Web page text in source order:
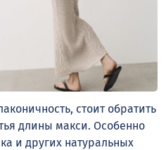
стоит обратить
длины макси. Особенно
и других натуральных